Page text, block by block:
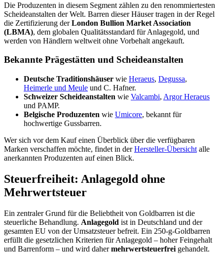
Die Produzenten in diesem Segment zählen zu den renommiertesten
Scheideanstalten der Welt. Barren dieser Häuser tragen in der Regel
die Zertifizierung derLondon Bullion Market Association
(LBMA), dem globalen Qualitätsstandard für Anlagegold, und
werden von Händlern weltweit ohne Vorbehalt angekauft.
Bekannte Prägestätten und Scheideanstalten
Deutsche Traditionshäuser wie Heraeus, Degussa,
Heimerle und Meule und C. Hafner.
Schweizer Scheideanstalten wie Valcambi, Argor Heraeus
und PAMP.
Belgische Produzenten wie Umicore, bekannt für
hochwertige Gussbarren.
Wer sich vor dem Kauf einen Überblick über die verfügbaren
Marken verschaffen möchte, findet in derHersteller-Übersicht alle
anerkannten Produzenten auf einen Blick.
Steuerfreiheit: Anlagegold ohne
Mehrwertsteuer
Ein zentraler Grund für die Beliebtheit von Goldbarren ist die
steuerliche Behandlung. Anlagegold ist in Deutschland und der
gesamten EU von der Umsatzsteuer befreit. Ein 250-g-Goldbarren
erfüllt die gesetzlichen Kriterien für Anlagegold – hoher Feingehalt
und Barrenform – und wird dahermehrwertsteuerfrei gehandelt.